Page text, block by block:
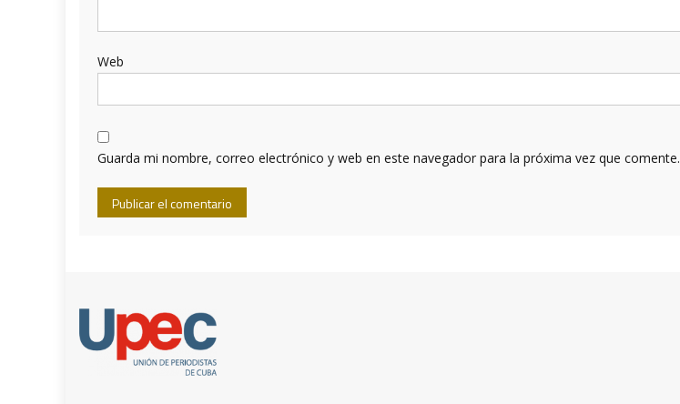
Web
Guarda mi nombre, correo electrónico y web en este navegador para la próxima vez que comente.